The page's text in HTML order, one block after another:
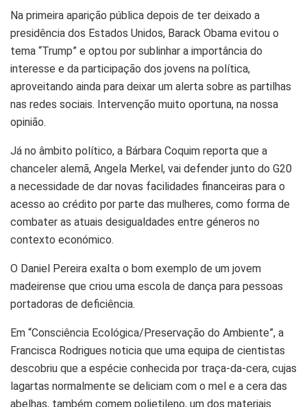
Na primeira aparição pública depois de ter deixado a
presidência dos Estados Unidos, Barack Obama evitou o
tema “Trump” e optou por sublinhar a importância do
interesse e da participação dos jovens na política,
aproveitando ainda para deixar um alerta sobre as partilhas
nas redes sociais. Intervenção muito oportuna, na nossa
opinião.
Já no âmbito político, a Bárbara Coquim reporta que a
chanceler alemã, Angela Merkel, vai defender junto do G20
a necessidade de dar novas facilidades financeiras para o
acesso ao crédito por parte das mulheres, como forma de
combater as atuais desigualdades entre géneros no
contexto económico.
O Daniel Pereira exalta o bom exemplo de um jovem
madeirense que criou uma escola de dança para pessoas
portadoras de deficiência.
Em “Consciência Ecológica/Preservação do Ambiente”, a
Francisca Rodrigues noticia que uma equipa de cientistas
descobriu que a espécie conhecida por traça-da-cera, cujas
lagartas normalmente se deliciam com o mel e a cera das
abelhas, também comem polietileno, um dos materiais